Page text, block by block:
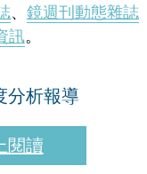
、 鏡週刊動態雜誌
訊。
分析報導
閱讀